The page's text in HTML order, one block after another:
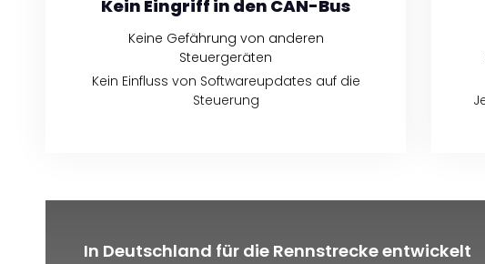
Kein Eingriff in den CAN-Bus
Keine Gefährung von anderen
Steuergeräten
Kein Einfluss von Softwareupdates auf die
Steuerung
In Deutschland für die Rennstrecke entwickelt